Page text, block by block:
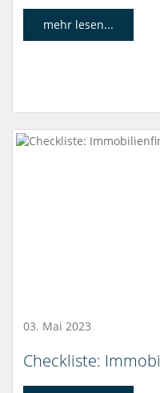
mehr lesen...
03. Mai 2023
Checkliste: